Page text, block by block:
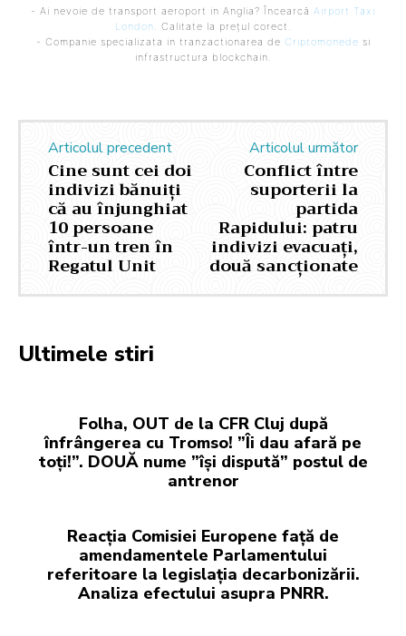
- Ai nevoie de transport aeroport in Anglia? Încearcă Airport Taxi
London. Calitate la prețul corect.
- Companie specializata in tranzactionarea de Criptomonede si
infrastructura blockchain.
Articolul precedent
Cine sunt cei doi
indivizi bănuiți
că au înjunghiat
10 persoane
într-un tren în
Regatul Unit
Articolul următor
Conflict între
suporterii la
partida
Rapidului: patru
indivizi evacuați,
două sancționate
Ultimele stiri
Folha, OUT de la CFR Cluj după
înfrângerea cu Tromso! ”Îi dau afară pe
toți!”. DOUĂ nume ”își dispută” postul de
antrenor
Reacția Comisiei Europene față de
amendamentele Parlamentului
referitoare la legislația decarbonizării.
Analiza efectului asupra PNRR.